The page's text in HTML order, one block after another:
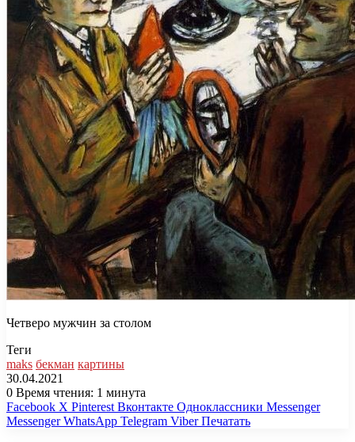
Четверо мужчин за столом
Теги
maks бекман картины
30.04.2021
0 Время чтения: 1 минута
Facebook X Pinterest Вконтакте Одноклассники Messenger
Messenger WhatsApp Telegram Viber Печатать